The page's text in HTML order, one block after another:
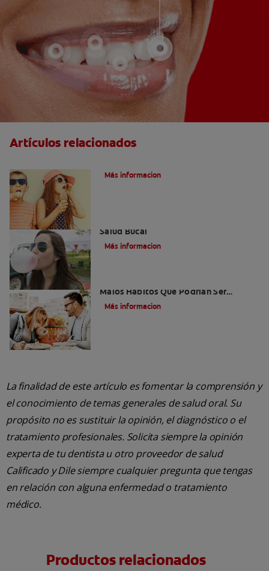
Artículos relacionados
Más informacion
Salud Bucal
Más informacion
Malos Hábitos Que Podrían Ser
Dañinos
Más informacion
La finalidad de este artículo es fomentar la comprensión y
el conocimiento de temas generales de salud oral. Su
propósito no es sustituir la opinión, el diagnóstico o el
tratamiento profesionales. Solicita siempre la opinión
experta de tu dentista u otro proveedor de salud
Calificado y Dile siempre cualquier pregunta que tengas
en relación con alguna enfermedad o tratamiento
médico.
Productos relacionados